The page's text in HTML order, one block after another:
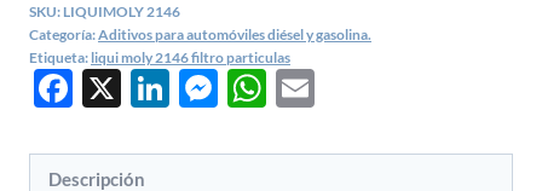
LIQUI
MOLY
2146
SKU: LIQUIMOLY 2146
Categoría:Aditivos para automóviles diésel y gasolina.
Etiqueta: liqui moly 2146 filtro particulas
Facebook
X LinkedIn
Messenger
WhatsApp
Descripción